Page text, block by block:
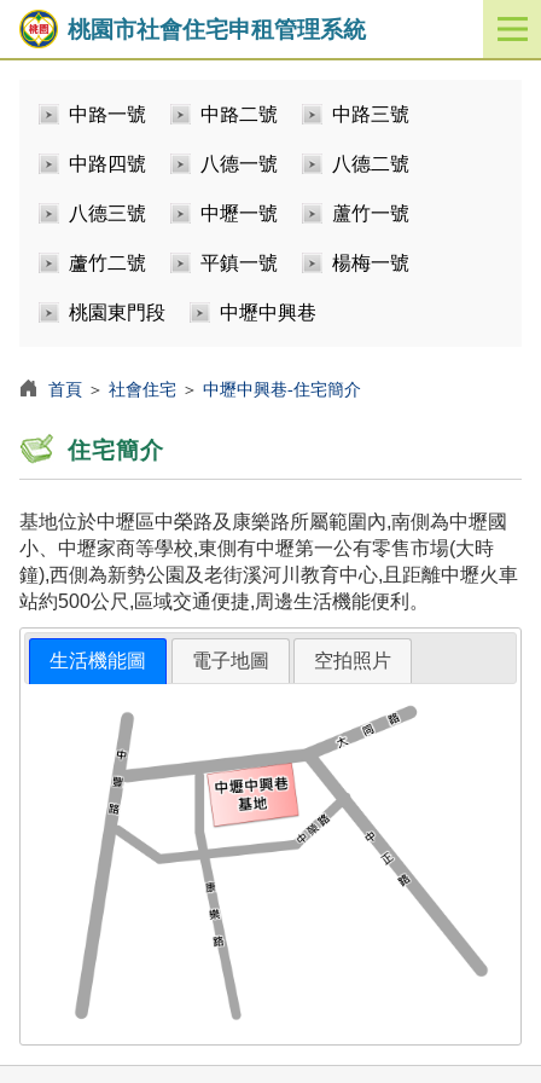
桃園市社會住宅申租管理系統
開
啟
中路一號 中路二號 中路三號
中路四號 八德一號 八德二號
八德三號 中壢一號 蘆竹一號
蘆竹二號 平鎮一號 楊梅一號
桃園東門段 中壢中興巷
首頁 ＞ 社會住宅 ＞ 中壢中興巷-住宅簡介
住宅簡介
基地位於中壢區中榮路及康樂路所屬範圍內,南側為中壢國
小、中壢家商等學校,東側有中壢第一公有零售市場(大時
鐘),西側為新勢公園及老街溪河川教育中心,且距離中壢火車
站約500公尺,區域交通便捷,周邊生活機能便利。
生活機能圖 電子地圖 空拍照片